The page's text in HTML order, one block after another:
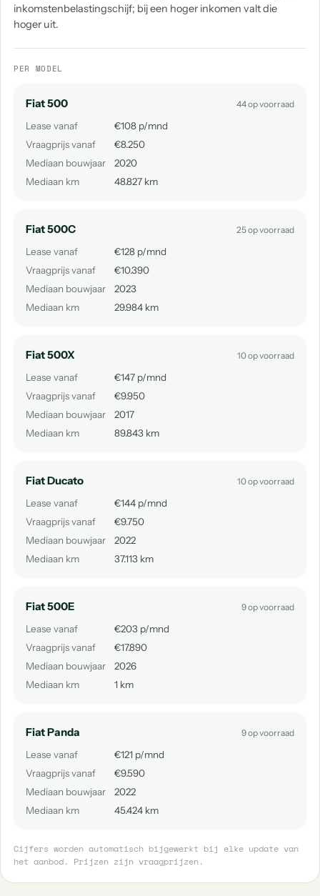
inkomstenbelastingschijf; bij een hoger inkomen valt die
hoger uit.
PER MODEL
Fiat 500 44 op voorraad
Lease vanaf
€108 p/mnd
Vraagprijs vanaf
€8.250
Mediaan bouwjaar
2020
Mediaan km
48.827 km
Fiat 500C 25 op voorraad
Lease vanaf
€128 p/mnd
Vraagprijs vanaf
€10.390
Mediaan bouwjaar
2023
Mediaan km
29.984 km
Fiat 500X 10 op voorraad
Lease vanaf
€147 p/mnd
Vraagprijs vanaf
€9.950
Mediaan bouwjaar
2017
Mediaan km
89.843 km
Fiat Ducato 10 op voorraad
Lease vanaf
€144 p/mnd
Vraagprijs vanaf
€9.750
Mediaan bouwjaar
2022
Mediaan km
37.113 km
Fiat 500E 9 op voorraad
Lease vanaf
€203 p/mnd
Vraagprijs vanaf
€17.890
Mediaan bouwjaar
2026
Mediaan km
1 km
Fiat Panda 9 op voorraad
Lease vanaf
€121 p/mnd
Vraagprijs vanaf
€9.590
Mediaan bouwjaar
2022
Mediaan km
45.424 km
Cijfers worden automatisch bijgewerkt bij elke update van
het aanbod. Prijzen zijn vraagprijzen.